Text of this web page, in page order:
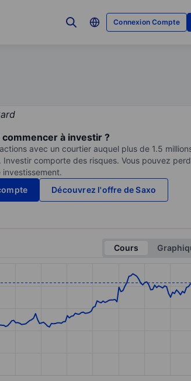
Connexion Compte
à investir ?
avec un courtier auquel plus de 1.5
comporte des risques. Vous pouvez
Découvrez l'offre de Saxo
Cours